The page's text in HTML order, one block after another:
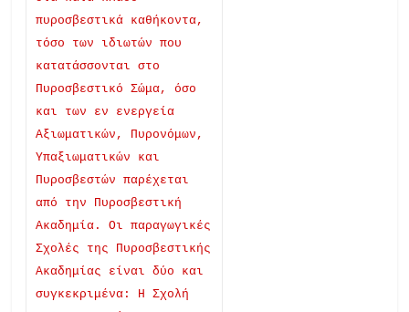
πυροσβεστικά καθήκοντα,
τόσο των ιδιωτών που
κατατάσσονται στο
Πυροσβεστικό Σώμα, όσο
και των εν ενεργεία
Αξιωματικών, Πυρονόμων,
Υπαξιωματικών και
Πυροσβεστών παρέχεται
από την Πυροσβεστική
Ακαδημία. Οι παραγωγικές
Σχολές της Πυροσβεστικής
Ακαδημίας είναι δύο και
συγκεκριμένα: Η Σχολή